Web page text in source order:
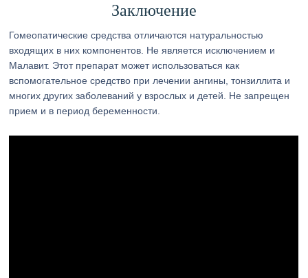
Заключение
Гомеопатические средства отличаются натуральностью
входящих в них компонентов. Не является исключением и
Малавит. Этот препарат может использоваться как
вспомогательное средство при лечении ангины, тонзиллита и
многих других заболеваний у взрослых и детей. Не запрещен
прием и в период беременности.